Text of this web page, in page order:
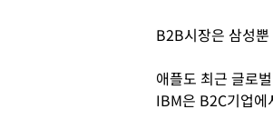
B2B시장은 삼성
애플도 최근 글로
IBM은 B2C기업에